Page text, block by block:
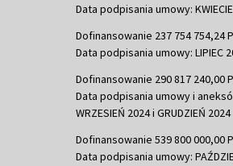
Data podpisania umowy:
Dofinansowanie 237 754 754,24
Data podpisania umowy: LIPIEC
Dofinansowanie 290 817 240,00
Data podpisania umowy i
WRZESIEŃ 2024 i GRUDZIEŃ 2024
Dofinansowanie 539 800 000,00
Data podpisania umowy: